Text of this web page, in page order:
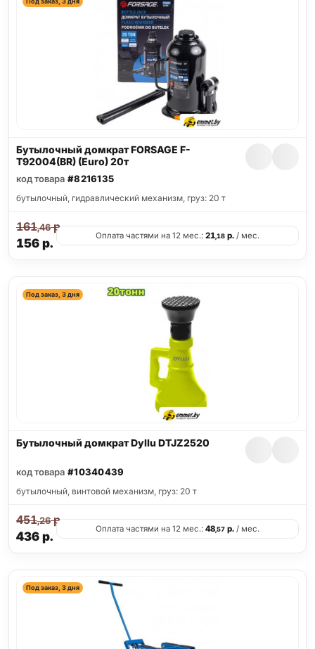
Бутылочный домкрат FORSAGE F-
T92004(BR) (Euro) 20т
код товара #8216135
бутылочный, гидравлический механизм, груз: 20 т
156р.
161,46р.
Оплата частями на 12 мес.: 21,18р./ мес.
Под заказ, 3 дня
Бутылочный домкрат Dyllu DTJZ2520
код товара #10340439
бутылочный, винтовой механизм, груз: 20 т
436р.
451,26р.
Оплата частями на 12 мес.: 48,57р./ мес.
Под заказ, 3 дня